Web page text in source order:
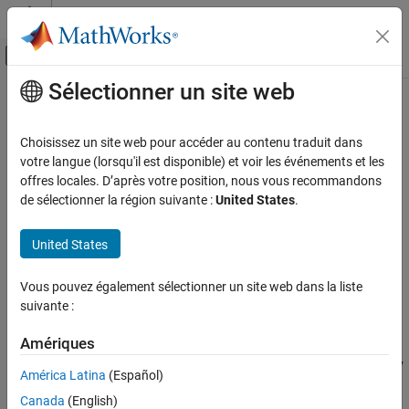
Passer au contenu
Activer/désactiver l'affichage du menu
Accueil de la documentation
External Language Interfaces
Web Services with MATLAB
Call Web Services from MATLAB Using HTTP
convertLike
ON THIS PAGE
Syntax
Description
Output Arguments
Examples
Version History
Contenu principal
convertLike
Class:matlab.net.http.HeaderField
Namespace:matlab.net.http
expand all in page
value = convertLike(fields,other)
property
of each element offields
rules of the field
Sélectionner un site web
Choisissez un site web pour accéder au contenu traduit dans
votre langue (lorsqu'il est disponible) et voir les événements et les
offres locales. D’après votre position, nous vous recommandons
de sélectionner la région suivante :United States.
United States
Vous pouvez également sélectionner un site web dans la liste
suivante :
Amériques
América Latina (Español)
Canada (English)